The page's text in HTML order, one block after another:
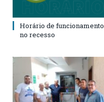
Horário de funcionamento
no recesso